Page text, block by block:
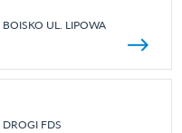
BOISKO UL. LIPOWA
DROGI FDS